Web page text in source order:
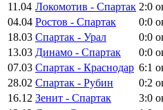
11.04 Локомотив - Спартак 2:0
04.04 Ростов - Спартак 0:0
18.03 Спартак - Урал 0:0
13.03 Динамо - Спартак 0:0
07.03 Спартак - Краснодар 6:1
28.02 Спартак - Рубин 0:2
16.12 Зенит - Спартак 3:0